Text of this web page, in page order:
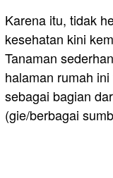
Karena itu, tidak
kesehatan kini
Tanaman
halaman rumah
sebagai bagian
(gie/berbagai